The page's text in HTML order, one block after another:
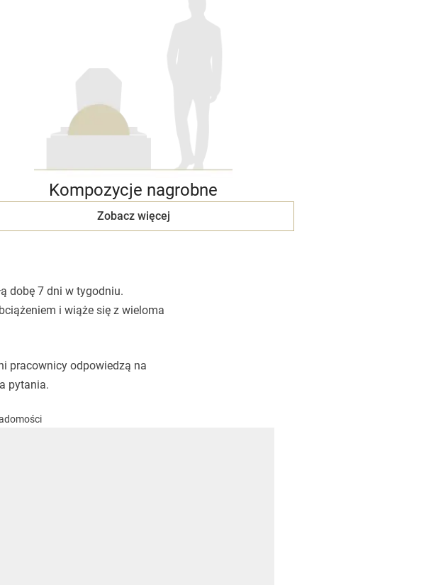
Kompozycje nagrobne
Zobacz więcej
dobę 7 dni w tygodniu.
i wiąże się z wieloma
pracownicy odpowiedzą na
pytania.